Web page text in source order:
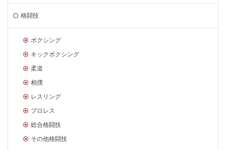
格闘技
ボクシング
キックボクシング
柔道
相撲
レスリング
プロレス
総合格闘技
その他格闘技